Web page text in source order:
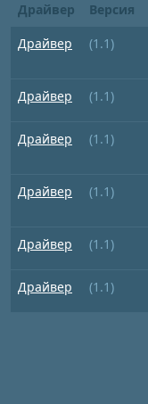
Драйвер Версия
Драйвер
(1.1)
Драйвер (1.1)
Драйвер (1.1)
Драйвер (1.1)
Драйвер (1.1)
Драйвер (1.1)